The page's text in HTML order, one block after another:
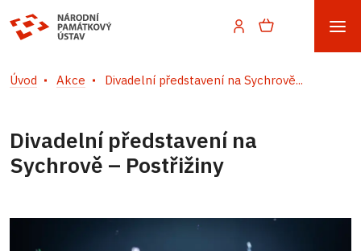
Úvod Akce Divadelní představení na Sychrově...
Divadelní představení na
Sychrově – Postřižiny